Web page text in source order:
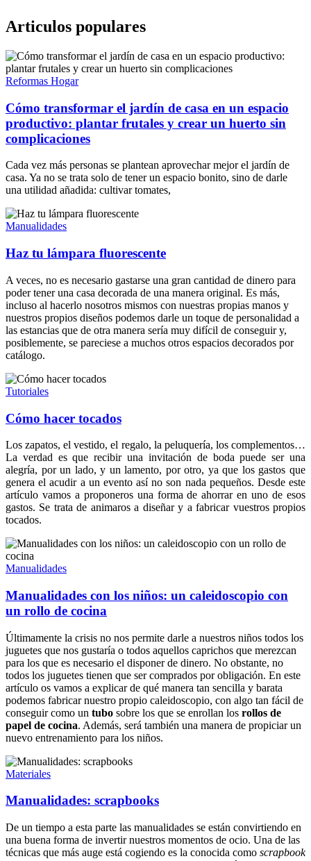
Articulos populares
Reformas Hogar
Cómo transformar el jardín de casa en un espacio
productivo: plantar frutales y crear un huerto sin
complicaciones
Cada vez más personas se plantean aprovechar mejor el jardín de
casa. Ya no se trata solo de tener un espacio bonito, sino de darle
una utilidad añadida: cultivar tomates,
Manualidades
Haz tu lámpara fluorescente
A veces, no es necesario gastarse una gran cantidad de dinero para
poder tener una casa decorada de una manera original. Es más,
incluso al hacerlo nosotros mismos con nuestras propias manos y
nuestros propios diseños podemos darle un toque de personalidad a
las estancias que de otra manera sería muy difícil de conseguir y,
posiblemente, se pareciese a muchos otros espacios decorados por
catálogo.
Tutoriales
Cómo hacer tocados
Los zapatos, el vestido, el regalo, la peluquería, los complementos…
La verdad es que recibir una invitación de boda puede ser una
alegría, por un lado, y un lamento, por otro, ya que los gastos que
genera el acudir a un evento así no son nada pequeños. Desde este
artículo vamos a proponeros una forma de ahorrar en uno de esos
gastos. Se trata de animaros a diseñar y a fabricar vuestros propios
tocados.
Manualidades
Manualidades con los niños: un caleidoscopio con
un rollo de cocina
Últimamente la crisis no nos permite darle a nuestros niños todos los
juguetes que nos gustaría o todos aquellos caprichos que merezcan
para los que es necesario el disponer de dinero. No obstante, no
todos los juguetes tienen que ser comprados por obligación. En este
artículo os vamos a explicar de qué manera tan sencilla y barata
podemos fabricar nuestro propio caleidoscopio, con algo tan fácil de
conseguir como un tubo sobre los que se enrollan los rollos de
papel de cocina. Además, será también una manera de propiciar un
nuevo entrenamiento para los niños.
Materiales
Manualidades: scrapbooks
De un tiempo a esta parte las manualidades se están convirtiendo en
una buena forma de invertir nuestros momentos de ocio. Una de las
técnicas que más auge está cogiendo es la conocida como scrapbook